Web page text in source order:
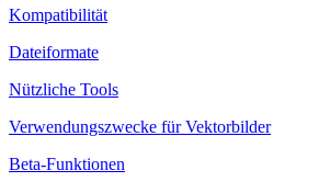
Kompatibilität
Dateiformate
Nützliche Tools
Verwendungszwecke für Vektorbilder
Beta-Funktionen